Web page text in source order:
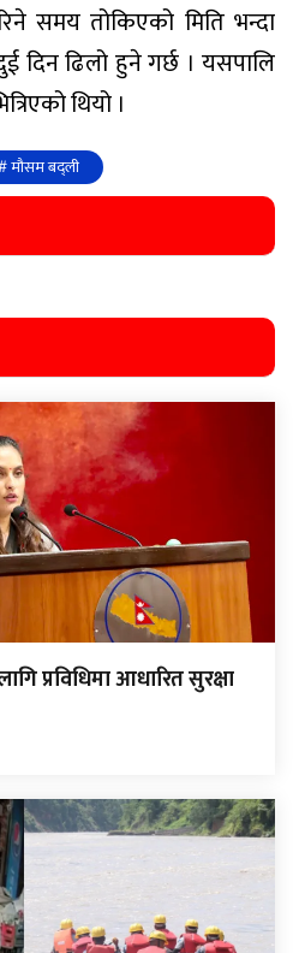
समय तोकिएको मिति भन्दा
ढिलो हुने गर्छ । यसपालि
थियो ।
मौसम बद्ली
प्रविधिमा आधारित सुरक्षा